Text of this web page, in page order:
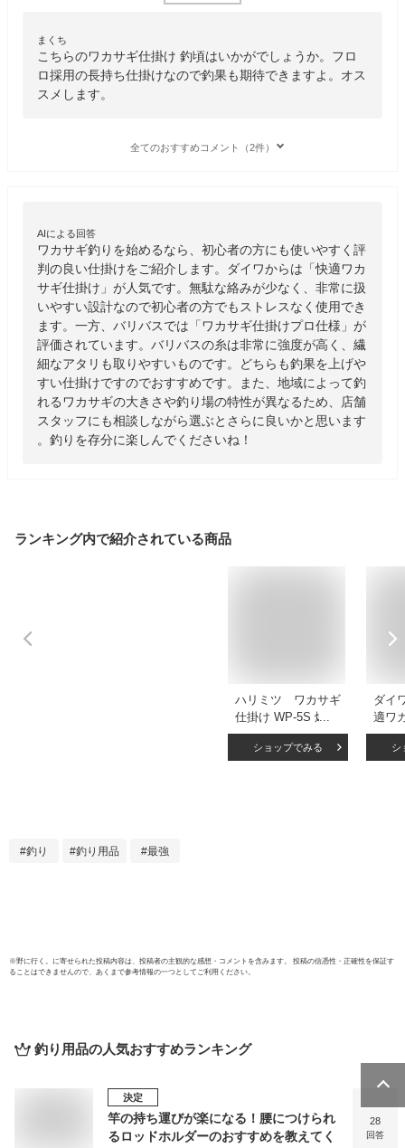
まくち
こちらのワカサギ仕掛け 釣頃はいかがでしょうか。フロ
ロ採用の長持ち仕掛けなので釣果も期待できますよ。オス
スメします。
全てのおすすめコメント（2件）
AIによる回答
ワカサギ釣りを始めるなら、初心者の方にも使いやすく評
判の良い仕掛けをご紹介します。ダイワからは「快適ワカ
サギ仕掛け」が人気です。無駄な絡みが少なく、非常に扱
いやすい設計なので初心者の方でもストレスなく使用でき
ます。一方、バリバスでは「ワカサギ仕掛けプロ仕様」が
評価されています。バリバスの糸は非常に強度が高く、繊
細なアタリも取りやすいものです。どちらも釣果を上げや
すい仕掛けですのでおすすめです。また、地域によって釣
れるワカサギの大きさや釣り場の特性が異なるため、店舗
スタッフにも相談しながら選ぶとさらに良いかと思います
。釣りを存分に楽しんでくださいね！
ランキング内で紹介されている商品
ハリミツ ワカサギ
仕掛け WP-5S 爆釣
祈願フック DIRECT
スナップ メール便
ショップでみる
ダイ
適ワ
SS
チ 5
シ
釣り 釣り用品 最強
※野に行く。 に寄せられた投稿内容は、投稿者の主観的な感想・コメントを含みます。 投稿の信憑性・正確性を保証す
ることはできませんので、あくまで参考情報の一つとしてご利用ください。
釣り用品の人気おすすめランキング
決定
竿の持ち運びが楽になる！腰につけられ
るロッドホルダーのおすすめを教えてく
28
回答